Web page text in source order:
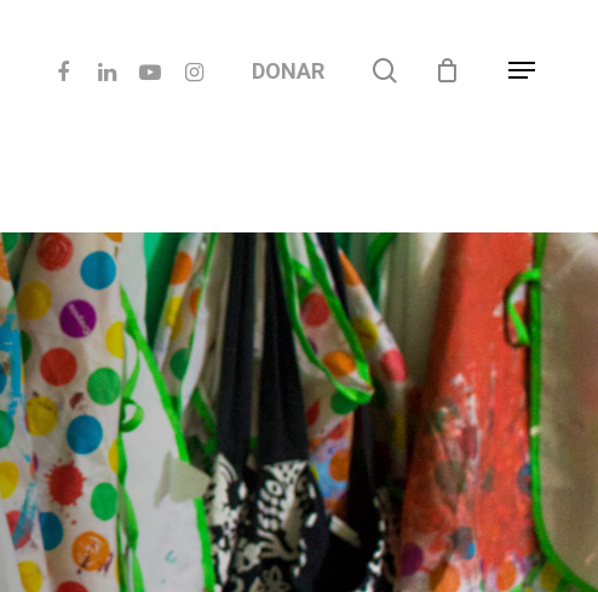
facebook
linkedinyoutubeinstagramDONAR search Menu